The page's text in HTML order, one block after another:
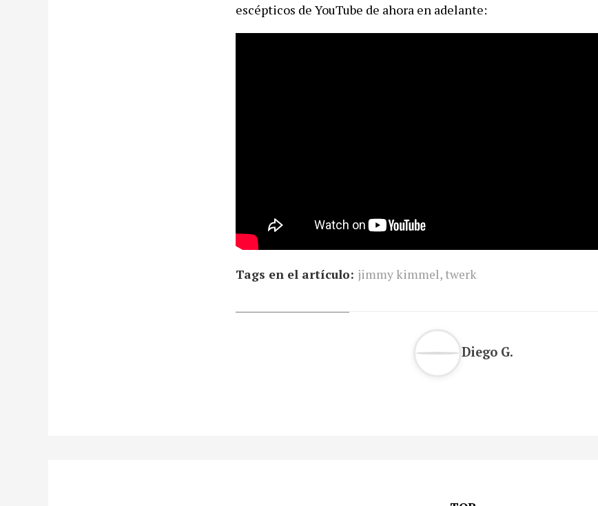
escépticos de YouTube de ahora en adelante:
Tags en el artículo: jimmy kimmel, twerk
Diego G.